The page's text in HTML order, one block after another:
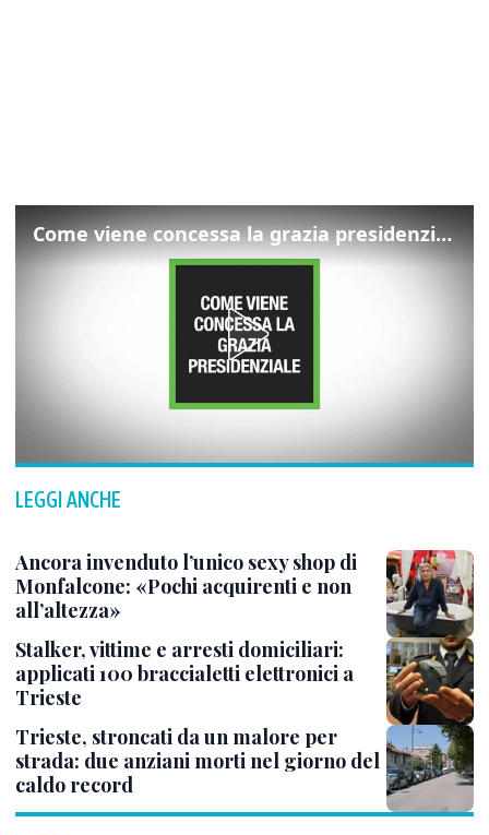
Come viene concessa la grazia presidenziale
LEGGI ANCHE
Ancora invenduto l’unico sexy shop di
Monfalcone: «Pochi acquirenti e non
all’altezza»
Stalker, vittime e arresti domiciliari:
applicati 100 braccialetti elettronici a
Trieste
Trieste, stroncati da un malore per
strada: due anziani morti nel giorno del
caldo record